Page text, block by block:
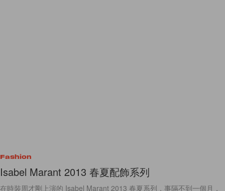
Fashion
Isabel Marant 2013 春夏配飾系列
在時裝周才剛上演的 Isabel Marant 2013 春夏系列，事隔不到一個月，